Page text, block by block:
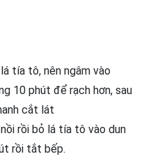
tía tô, nên ngâm vào
10 phút để rạch hơn, sau
cắt lát
rồi bỏ lá tía tô vào dun
rồi tắt bếp.